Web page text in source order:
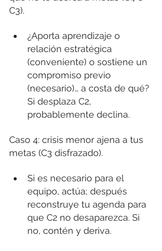
C3).
¿Aporta aprendizaje o
relación estratégica
(conveniente) o sostiene un
compromiso previo
(necesario)… a costa de qué?
Si desplaza C2,
probablemente declina.
Caso 4: crisis menor ajena a tus
metas (C3 disfrazado).
Si es necesario para el
equipo, actúa; después
reconstruye tu agenda para
que C2 no desaparezca. Si
no, contén y deriva.